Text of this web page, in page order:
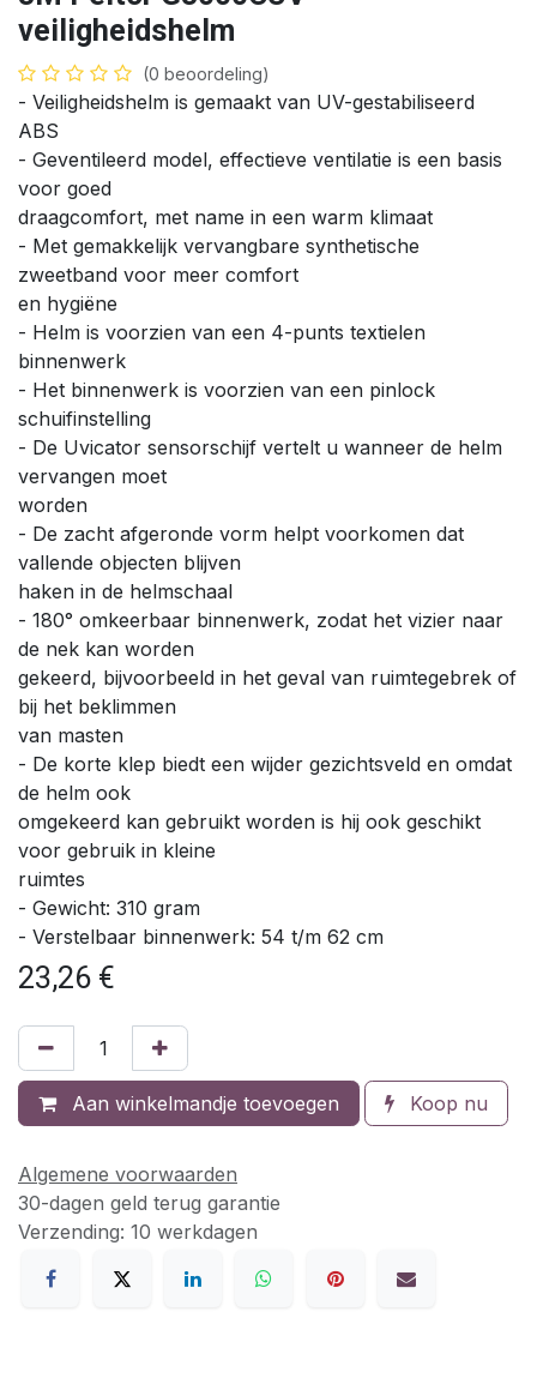
veiligheidshelm
(0 beoordeling)
- Veiligheidshelm is gemaakt van UV-gestabiliseerd
ABS
- Geventileerd model, effectieve ventilatie is een basis
voor goed
draagcomfort, met name in een warm klimaat
- Met gemakkelijk vervangbare synthetische
zweetband voor meer comfort
en hygiëne
- Helm is voorzien van een 4-punts textielen
binnenwerk
- Het binnenwerk is voorzien van een pinlock
schuifinstelling
- De Uvicator sensorschijf vertelt u wanneer de helm
vervangen moet
worden
- De zacht afgeronde vorm helpt voorkomen dat
vallende objecten blijven
haken in de helmschaal
- 180° omkeerbaar binnenwerk, zodat het vizier naar
de nek kan worden
gekeerd, bijvoorbeeld in het geval van ruimtegebrek of
bij het beklimmen
van masten
- De korte klep biedt een wijder gezichtsveld en omdat
de helm ook
omgekeerd kan gebruikt worden is hij ook geschikt
voor gebruik in kleine
ruimtes
- Gewicht: 310 gram
- Verstelbaar binnenwerk: 54 t/m 62 cm
23,26 €
Aan winkelmandje toevoegen Koop nu
Algemene voorwaarden
30-dagen geld terug garantie
Verzending: 10 werkdagen